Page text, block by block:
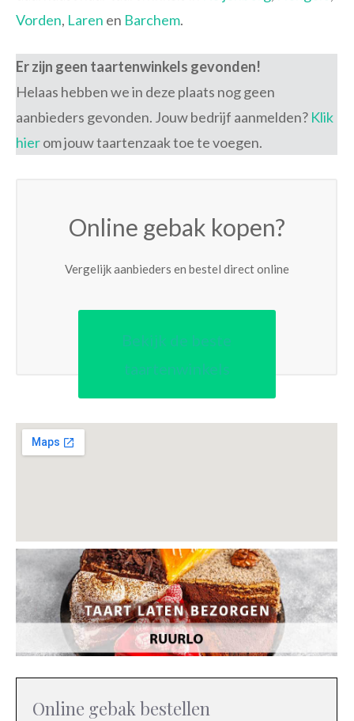
Vorden, Laren en Barchem.
Er zijn geen taartenwinkels gevonden!
Helaas hebben we in deze plaats nog geen
aanbieders gevonden. Jouw bedrijf aanmelden? Klik
hierom jouw taartenzaak toe te voegen.
Online gebak kopen?
Vergelijk aanbieders en bestel direct online
Bekijk de beste
taartenwinkels
Online gebak bestellen